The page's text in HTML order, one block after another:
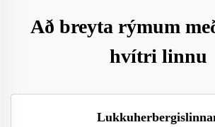
Að breyta rýmum
hvítri linnu